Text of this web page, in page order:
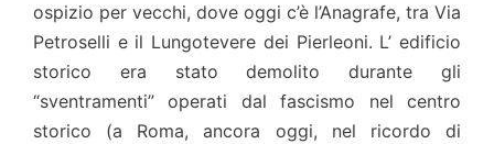
ospizio per vecchi, dove oggi c’è l’Anagrafe, tra Via
Petroselli e il Lungotevere dei Pierleoni. L’ edificio
storico era stato demolito durante gli
“sventramenti” operati dal fascismo nel centro
storico (a Roma, ancora oggi, nel ricordo di